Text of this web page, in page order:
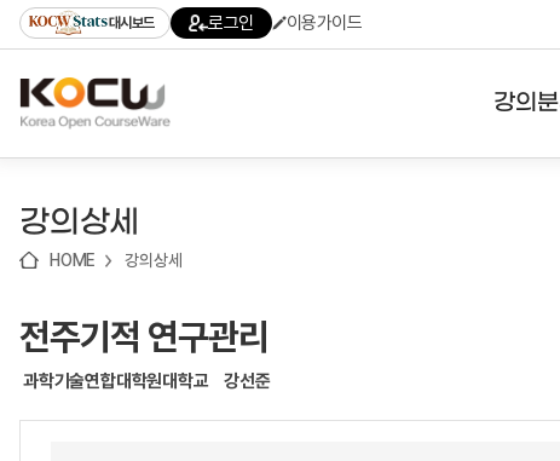
기
기
기
content)
가
대시보드 로그인 이용가이드
강의
강의상세
HOME 강의상세
전주기적 연구관리
과학기술연합대학원대학교 강선준